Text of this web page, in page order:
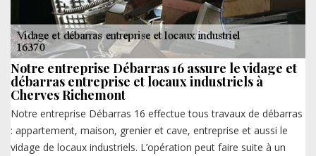
Notre entreprise Débarras 16 assure le vidage et
débarras entreprise et locaux industriels à
Cherves Richemont
Notre entreprise Débarras 16 effectue tous travaux de débarras
: appartement, maison, grenier et cave, entreprise et aussi le
vidage de locaux industriels. L’opération peut faire suite à un